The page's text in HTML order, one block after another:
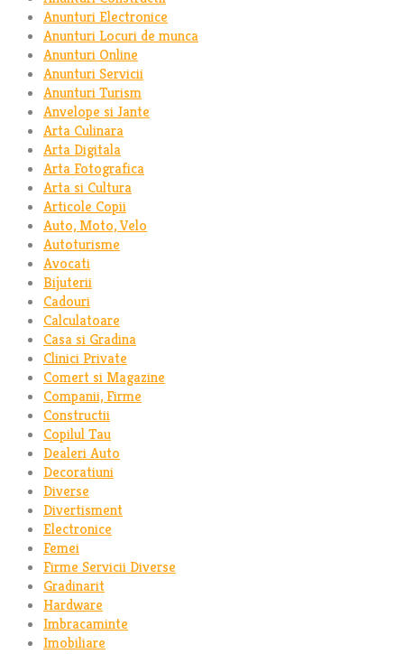
Anunturi Electronice
Anunturi Locuri de munca
Anunturi Online
Anunturi Servicii
Anunturi Turism
Anvelope si Jante
Arta Culinara
Arta Digitala
Arta Fotografica
Arta si Cultura
Articole Copii
Auto, Moto, Velo
Autoturisme
Avocati
Bijuterii
Cadouri
Calculatoare
Casa si Gradina
Clinici Private
Comert si Magazine
Companii, Firme
Constructii
Copilul Tau
Dealeri Auto
Decoratiuni
Diverse
Divertisment
Electronice
Femei
Firme Servicii Diverse
Gradinarit
Hardware
Imbracaminte
Imobiliare